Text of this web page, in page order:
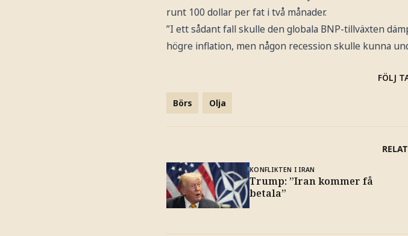
runt 100 dollar per fat i två månader.
”I ett sådant fall skulle den globala BNP-tillväxten
högre inflation, men någon recession skulle kunna
FÖLJ
Börs Olja
KONFLIKTEN I IRAN
Trump: ”Iran kommer få
betala”